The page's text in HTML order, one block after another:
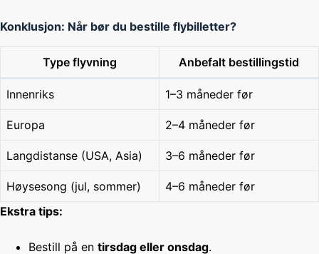
Konklusjon: Når bør du bestille flybilletter?
Type flyvning Anbefalt bestillingstid
Innenriks 1–3 måneder før
Europa 2–4 måneder før
Langdistanse (USA, Asia) 3–6 måneder før
Høysesong (jul, sommer)
4–6 måneder før
Ekstra tips:
Bestill på en tirsdag eller onsdag.